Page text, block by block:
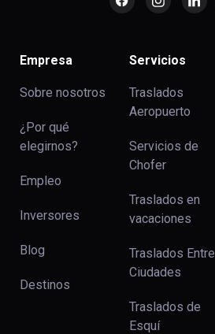
Empresa
Sobre nosotros
¿Por qué
elegirnos?
Empleo
Inversores
Blog
Destinos
Servicios
Traslados
Aeropuerto
Servicios de
Chofer
Traslados en
vacaciones
Traslados Entre
Ciudades
Traslados de
Esquí